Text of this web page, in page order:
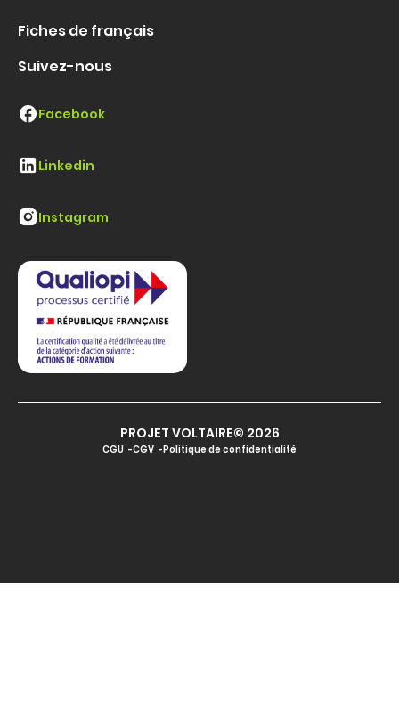
Fiches de français
Suivez-nous
Facebook
Linkedin
Instagram
PROJET VOLTAIRE© 2026
CGU CGV Politique de confidentialité